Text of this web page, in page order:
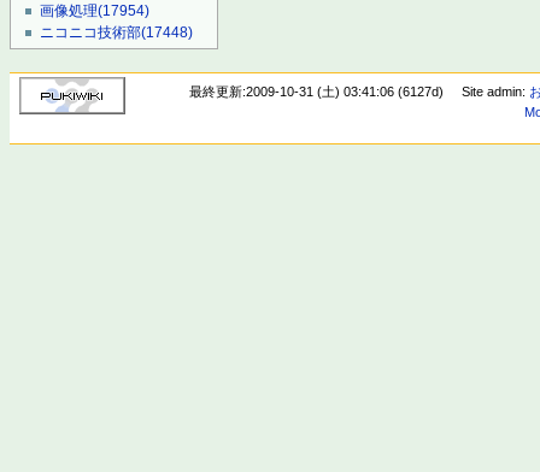
画像処理(17954)
ニコニコ技術部(17448)
最終更新:2009-10-31 (土) 03:41:06 (6127d) Site admin: